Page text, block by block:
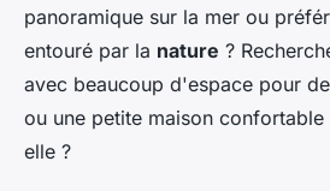
panoramique sur la mer ou
entouré par la nature ?
avec beaucoup d'espace pour
ou une petite maison
elle ?